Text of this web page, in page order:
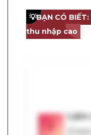
💡BẠN CÓ
thu nhập cao